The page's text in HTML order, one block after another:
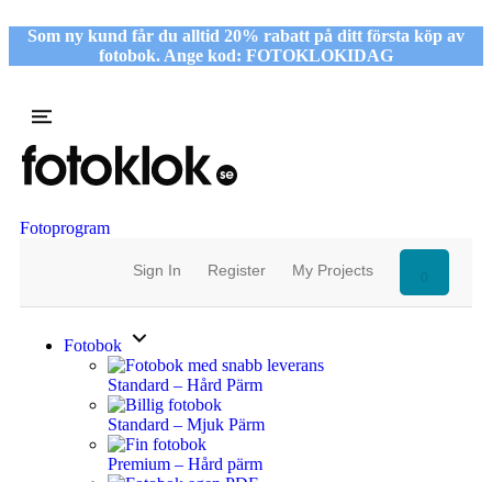
Som ny kund får du alltid 20% rabatt på ditt första köp av
fotobok. Ange kod: FOTOKLOKIDAG
Fotoprogram
Sign In Register My Projects
Fotobok
Standard – Hård Pärm
Standard – Mjuk Pärm
Premium – Hård pärm